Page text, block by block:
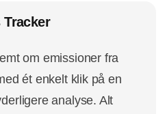
om emissioner fra
ét enkelt klik på en
analyse. Alt